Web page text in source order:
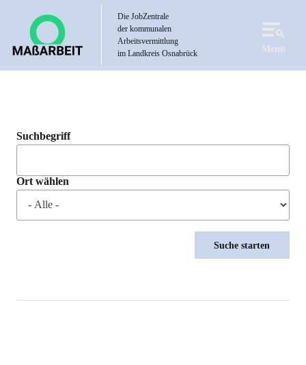
Die JobZentrale
der kommunalen
Arbeitsvermittlung
im Landkreis Osnabrück
Menü
Suchbegriff
Ort wählen